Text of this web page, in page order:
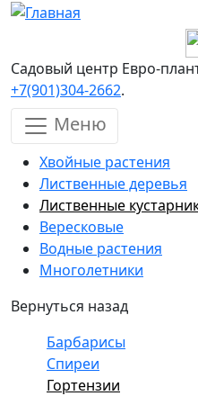
Перейти к основному
Садовый центр Евро-
+7(901)304-2662.
Меню
Хвойные растения
Лиственные деревья
Лиственные
Вересковые
Водные растения
Многолетники
Вернуться назад
Барбарисы
Спиреи
Гортензии